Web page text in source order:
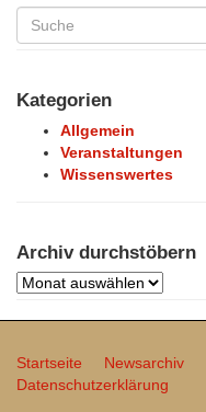
Kategorien
Allgemein
Veranstaltungen
Wissenswertes
Archiv durchstöbern
Archiv
Startseite Newsarchiv
Datenschutzerklärung